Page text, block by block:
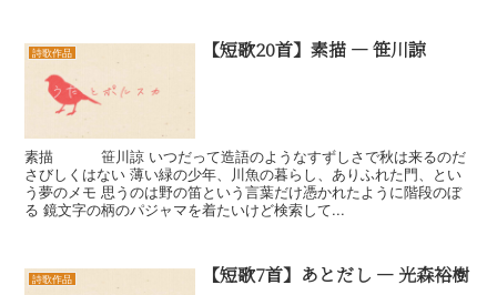
詩歌作品 【短歌20首】素描 — 笹川諒
素描 笹川諒 いつだって造語のようなすずしさで秋は来るのだ
さびしくはない 薄い緑の少年、川魚の暮らし、ありふれた門、とい
う夢のメモ 思うのは野の笛という言葉だけ憑かれたように階段のぼ
る 鏡文字の柄のパジャマを着たいけど検索して...
詩歌作品 【短歌7首】あとだし — 光森裕樹